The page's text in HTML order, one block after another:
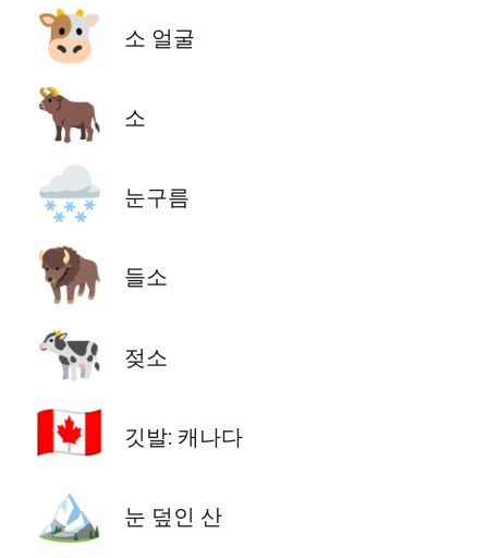
🐮 소 얼굴
🐂 소
🌨️ 눈구름
🦬 들소
🐄 젖소
🇨🇦 깃발: 캐나다
🏔️ 눈 덮인 산